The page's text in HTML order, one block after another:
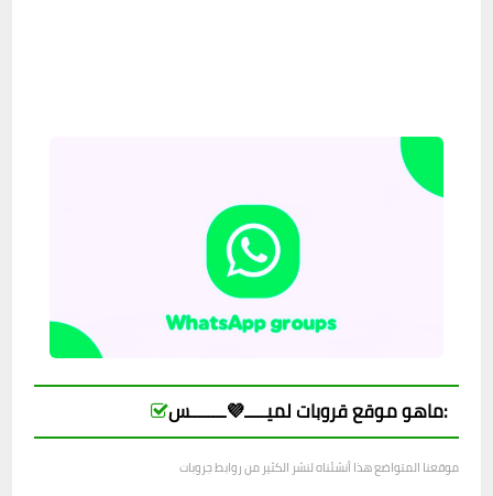
ماهو موقع قروبات لميـــــ💜ــــــــس:
موقعنا المتواضع هذا أنشئناه لنشر الكثير من روابط جروبات